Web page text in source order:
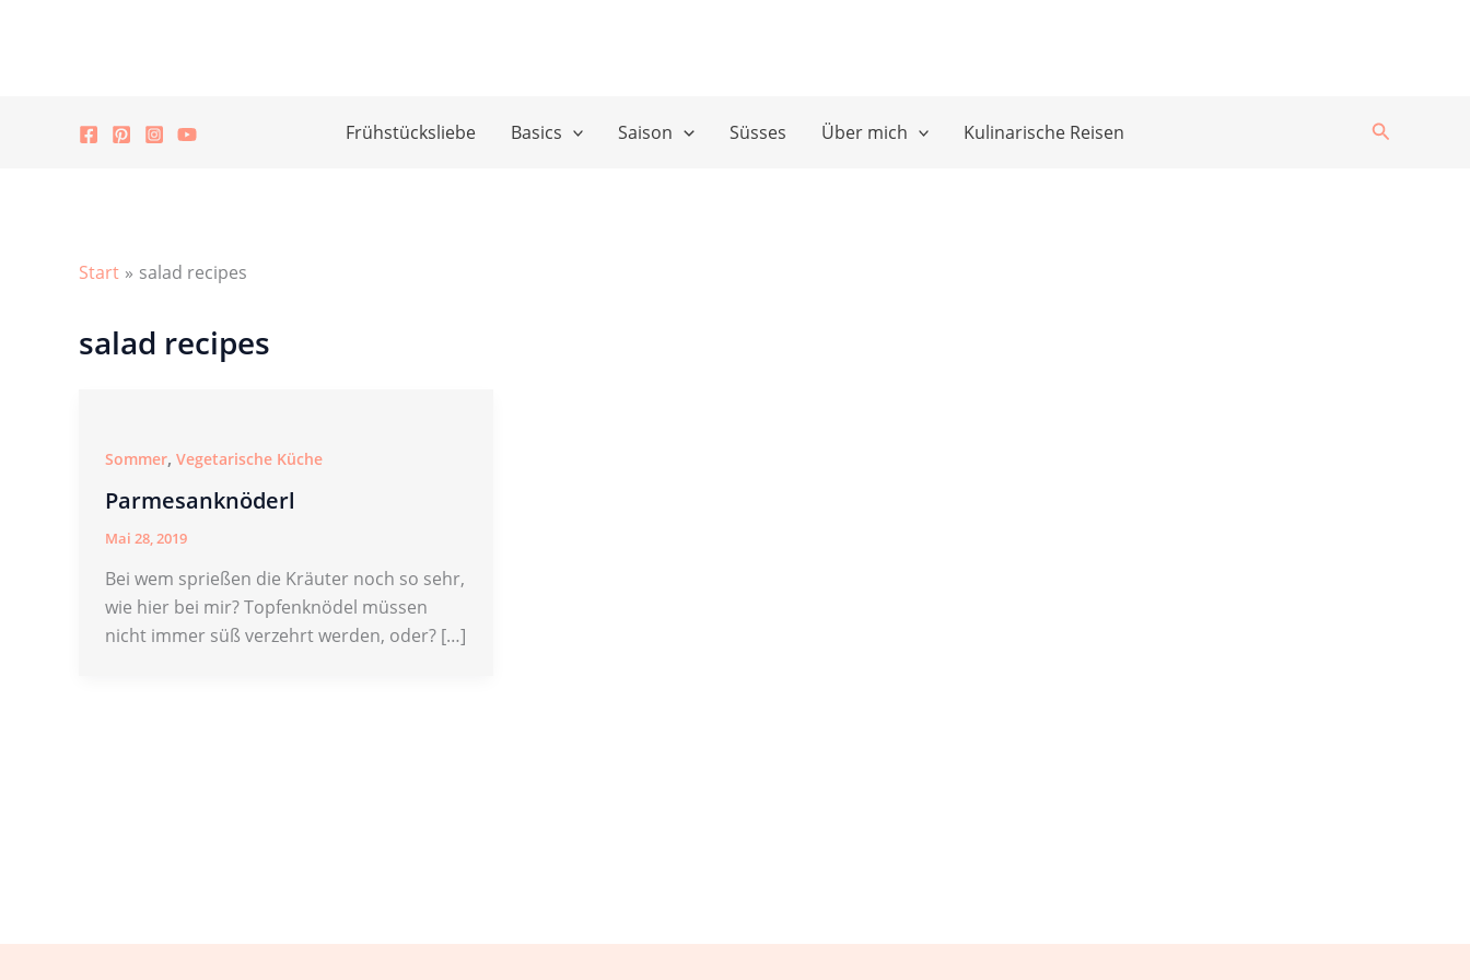
Frühstücksliebe Basics Saison Süsses Über mich Kulinarische Reisen Suchen
Start salad recipes
salad recipes
Sommer, Vegetarische Küche
Parmesanknöderl
Mai 28, 2019
Bei wem sprießen die Kräuter noch so sehr,
wie hier bei mir? Topfenknödel müssen
nicht immer süß verzehrt werden, oder? […]